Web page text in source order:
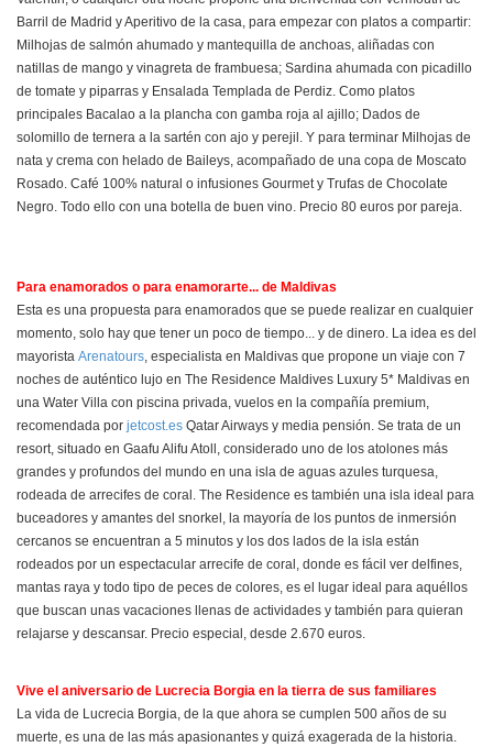
Barril de Madrid y Aperitivo de la casa, para empezar con platos a compartir:
Milhojas de salmón ahumado y mantequilla de anchoas, aliñadas con
natillas de mango y vinagreta de frambuesa; Sardina ahumada con picadillo
de tomate y piparras y Ensalada Templada de Perdiz. Como platos
principales Bacalao a la plancha con gamba roja al ajillo; Dados de
solomillo de ternera a la sartén con ajo y perejil. Y para terminar Milhojas de
nata y crema con helado de Baileys, acompañado de una copa de Moscato
Rosado. Café 100% natural o infusiones Gourmet y Trufas de Chocolate
Negro. Todo ello con una botella de buen vino. Precio 80 euros por pareja.
Para enamorados o para enamorarte... de Maldivas
Esta es una propuesta para enamorados que se puede realizar en cualquier
momento, solo hay que tener un poco de tiempo... y de dinero. La idea es del
mayorista Arenatours, especialista en Maldivas que propone un viaje con 7
noches de auténtico lujo en The Residence Maldives Luxury 5* Maldivas en
una Water Villa con piscina privada, vuelos en la compañía premium,
recomendada por jetcost.es Qatar Airways y media pensión. Se trata de un
resort, situado en Gaafu Alifu Atoll, considerado uno de los atolones más
grandes y profundos del mundo en una isla de aguas azules turquesa,
rodeada de arrecifes de coral. The Residence es también una isla ideal para
buceadores y amantes del snorkel, la mayoría de los puntos de inmersión
cercanos se encuentran a 5 minutos y los dos lados de la isla están
rodeados por un espectacular arrecife de coral, donde es fácil ver delfines,
mantas raya y todo tipo de peces de colores, es el lugar ideal para aquéllos
que buscan unas vacaciones llenas de actividades y también para quieran
relajarse y descansar. Precio especial, desde 2.670 euros.
Vive el aniversario de Lucrecia Borgia en la tierra de sus familiares
La vida de Lucrecia Borgia, de la que ahora se cumplen 500 años de su
muerte, es una de las más apasionantes y quizá exagerada de la historia.